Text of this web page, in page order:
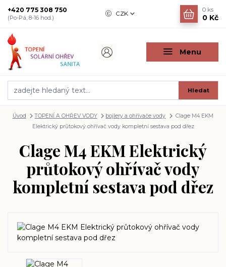
Menu
CZK
Hledat
+420 775 308 750
(Po-Pá, 8-16 hod.)
0 ks
0 Kč
Úvod TOPENÍ A OHŘEV VODY bojlery a ohřívače vody
Clage M4 EKM
Elektrický průtokový ohřívač vody kompletní sestava pod dřez
Clage M4 EKM Elektrický
průtokový ohřívač vody
kompletní sestava pod dřez